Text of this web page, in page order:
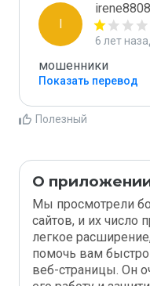
I
irene8808
6 лет
мошенники
Показать перевод
Полезный
О
Мы просмотрели
сайтов, и их число
легкое
помочь вам быстро
веб-страницы. Он